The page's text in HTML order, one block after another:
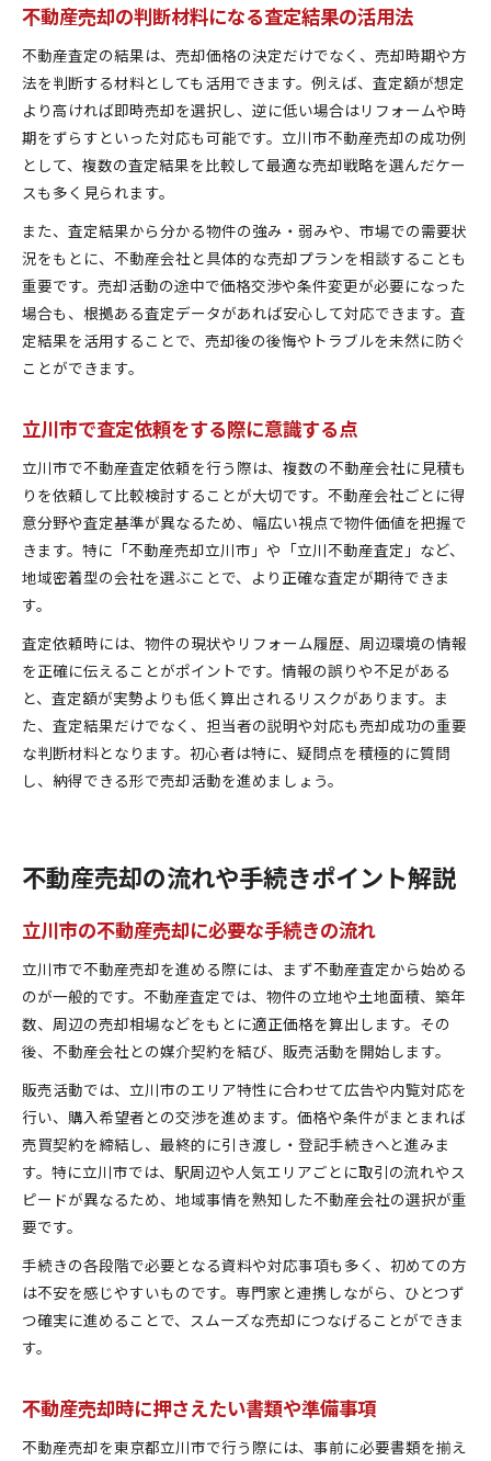
不動産売却の判断材料になる査定結果の活用法
不動産査定の結果は、売却価格の決定だけでなく、売却時期や方
法を判断する材料としても活用できます。例えば、査定額が想定
より高ければ即時売却を選択し、逆に低い場合はリフォームや時
期をずらすといった対応も可能です。立川市不動産売却の成功例
として、複数の査定結果を比較して最適な売却戦略を選んだケー
スも多く見られます。
また、査定結果から分かる物件の強み・弱みや、市場での需要状
況をもとに、不動産会社と具体的な売却プランを相談することも
重要です。売却活動の途中で価格交渉や条件変更が必要になった
場合も、根拠ある査定データがあれば安心して対応できます。査
定結果を活用することで、売却後の後悔やトラブルを未然に防ぐ
ことができます。
立川市で査定依頼をする際に意識する点
立川市で不動産査定依頼を行う際は、複数の不動産会社に見積も
りを依頼して比較検討することが大切です。不動産会社ごとに得
意分野や査定基準が異なるため、幅広い視点で物件価値を把握で
きます。特に「不動産売却立川市」や「立川不動産査定」など、
地域密着型の会社を選ぶことで、より正確な査定が期待できま
す。
査定依頼時には、物件の現状やリフォーム履歴、周辺環境の情報
を正確に伝えることがポイントです。情報の誤りや不足がある
と、査定額が実勢よりも低く算出されるリスクがあります。ま
た、査定結果だけでなく、担当者の説明や対応も売却成功の重要
な判断材料となります。初心者は特に、疑問点を積極的に質問
し、納得できる形で売却活動を進めましょう。
不動産売却の流れや手続きポイント解説
立川市の不動産売却に必要な手続きの流れ
立川市で不動産売却を進める際には、まず不動産査定から始める
のが一般的です。不動産査定では、物件の立地や土地面積、築年
数、周辺の売却相場などをもとに適正価格を算出します。その
後、不動産会社との媒介契約を結び、販売活動を開始します。
販売活動では、立川市のエリア特性に合わせて広告や内覧対応を
行い、購入希望者との交渉を進めます。価格や条件がまとまれば
売買契約を締結し、最終的に引き渡し・登記手続きへと進みま
す。特に立川市では、駅周辺や人気エリアごとに取引の流れやス
ピードが異なるため、地域事情を熟知した不動産会社の選択が重
要です。
手続きの各段階で必要となる資料や対応事項も多く、初めての方
は不安を感じやすいものです。専門家と連携しながら、ひとつず
つ確実に進めることで、スムーズな売却につなげることができま
す。
不動産売却時に押さえたい書類や準備事項
不動産売却を東京都立川市で行う際には、事前に必要書類を揃え